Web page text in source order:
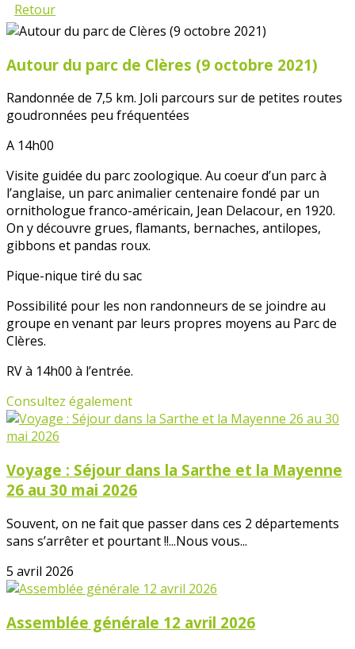
Retour
Autour du parc de Clères (9 octobre 2021)
Randonnée de 7,5 km. Joli parcours sur de petites routes
goudronnées peu fréquentées
A 14h00
Visite guidée du parc zoologique. Au coeur d’un parc à
l’anglaise, un parc animalier centenaire fondé par un
ornithologue franco-américain, Jean Delacour, en 1920.
On y découvre grues, flamants, bernaches, antilopes,
gibbons et pandas roux.
Pique-nique tiré du sac
Possibilité pour les non randonneurs de se joindre au
groupe en venant par leurs propres moyens au Parc de
Clères.
RV à 14h00 à l’entrée.
Consultez également
Voyage : Séjour dans la Sarthe et la Mayenne
26 au 30 mai 2026
Souvent, on ne fait que passer dans ces 2 départements
sans s’arrêter et pourtant !!...Nous vous...
5 avril 2026
Assemblée générale 12 avril 2026